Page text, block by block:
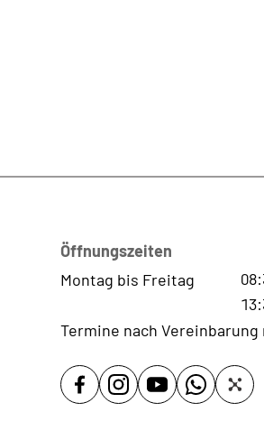
Öffnungszeiten
Montag bis Freitag
Termine nach Vereinbarung